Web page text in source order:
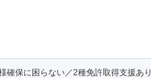
確保に困らない／2種免許取得支援あり